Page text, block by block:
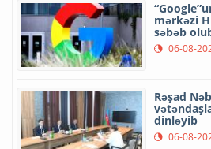
mərkəzi
səbəb
06-08-
Rəşad
dinləyib
06-08-